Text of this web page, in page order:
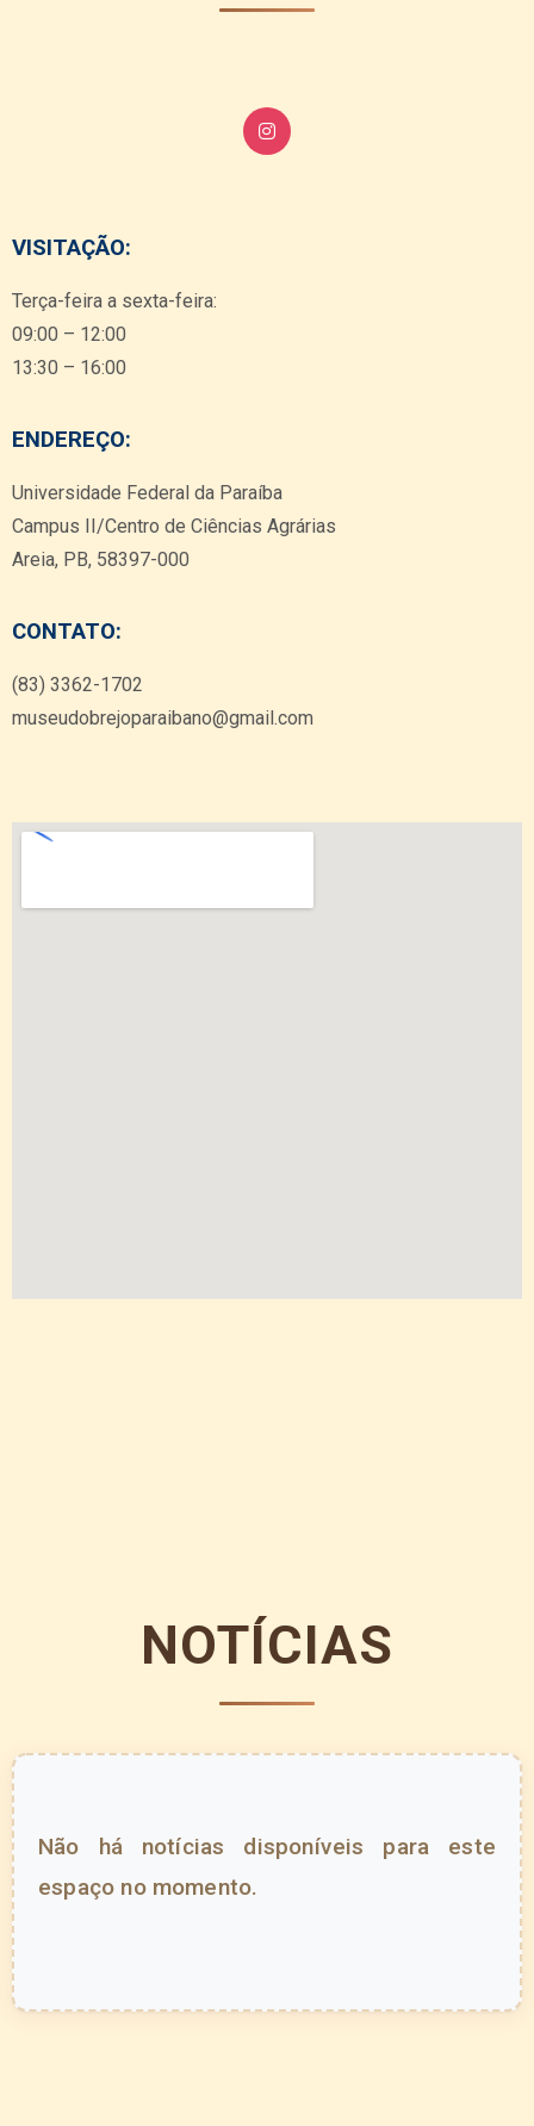
VISITAÇÃO:
Terça-feira a sexta-feira:
09:00 – 12:00
13:30 – 16:00
ENDEREÇO:
Universidade Federal da Paraíba
Campus II/Centro de Ciências Agrárias
Areia, PB, 58397-000
CONTATO:
(83) 3362-1702
museudobrejoparaibano@gmail.com
NOTÍCIAS
Não há notícias disponíveis para este
espaço no momento.